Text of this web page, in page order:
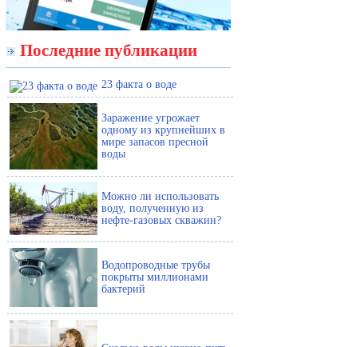
Последние публикации
23 факта о воде
Заражение угрожает
одному из крупнейших в
мире запасов пресной
воды
Можно ли использовать
воду, полученную из
нефте-газовых скважин?
Водопроводные трубы
покрыты миллионами
бактерий